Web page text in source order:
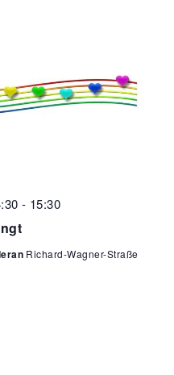
- 15:30
Richard-Wagner-Straße